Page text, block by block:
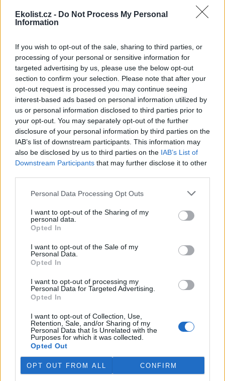
Ekolist.cz - Do Not Process My Personal
Information
If you wish to opt-out of the sale, sharing to third parties, or
processing of your personal or sensitive information for
targeted advertising by us, please use the below opt-out
section to confirm your selection. Please note that after your
opt-out request is processed you may continue seeing
interest-based ads based on personal information utilized by
us or personal information disclosed to third parties prior to
your opt-out. You may separately opt-out of the further
disclosure of your personal information by third parties on the
IAB’s list of downstream participants. This information may
also be disclosed by us to third parties on the IAB’s List of
Downstream Participants that may further disclose it to other
Personal Data Processing Opt Outs
I want to opt-out of the Sharing of my
personal data.
Opted In
I want to opt-out of the Sale of my
Personal Data.
Opted In
I want to opt-out of processing my
Personal Data for Targeted Advertising.
Opted In
I want to opt-out of Collection, Use,
Retention, Sale, and/or Sharing of my
Personal Data that Is Unrelated with the
Purposes for which it was collected.
Opted Out
OPT OUT FROM ALL CONFIRM
Austrálii se začal šířit vysoce
nakažlivý virus ptačí chřipky
znepokojivý vývoj, který může vést k rozsáhlejšímu šíření nákazy
mezi divokými zvířaty. Australská ministryně zemědělství Julie
Collinsová uvedla, že zatím nejsou důkazy o hromadném úhynu
ptáků ani o zasažení drůbežářského průmyslu. Riziko pro lidské
zdraví podle ní zůstává nízké.
Senát má akční plán EU pro hnojiva za nedostatečný,
situace je podle něj závažná
29.7.2026 14:59 | PRAHA (ČTK)
Senát považuje situaci na trhu
s hnojivy za závažnou.
Podporuje sice základní cíle
Evropská komise (EK), ale považuje tento plán za nedostatečný.
Senátoři se na tom usnesli dnes, když projednávali svoje
stanovisko ke zmíněnému akčnímu plánu. Unijní plán má podpořit
zemědělce, posílit domácí produkci a snížit závislost Evropy na
dovozech a reaguje na nestabilitu na světových trzích hlavně v
Těžba dřeva se v Pardubickém kraji blíží době před
29.7.2026 14:28 | PARDUBICE (ČTK)
Těžba dřeva v Pardubickém
letech vrací k hodnotám, které
byly běžné před kůrovcovou
kalamitou. Podle údajů
Českého statistického úřadu (ČSÚ) vloni v regionu dosáhla milionu
metrů krychlových, což bylo meziročně o 9000 metrů krychlových
méně. Na vrcholu kůrovcové kalamity se v kraji těžilo i více než 1,6
milionu krychlových metrů, před jejím vypuknutím méně než
milion.